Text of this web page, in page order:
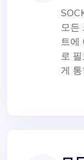
모든
트에
로
게